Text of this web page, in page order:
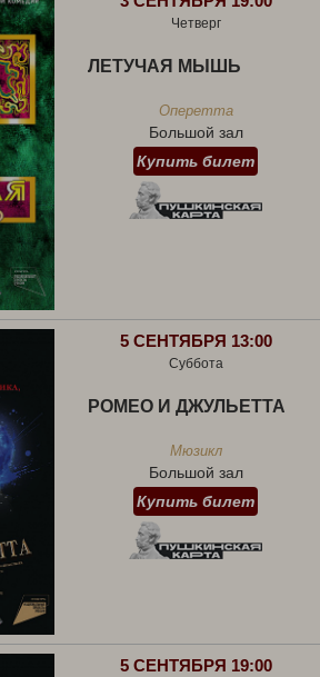
Четверг
ЛЕТУЧАЯ МЫШЬ
Оперетта
Большой зал
Купить билет
5 СЕНТЯБРЯ 13:00
Суббота
РОМЕО И ДЖУЛЬЕТТА
Мюзикл
Большой зал
Купить билет
5 СЕНТЯБРЯ 19:00